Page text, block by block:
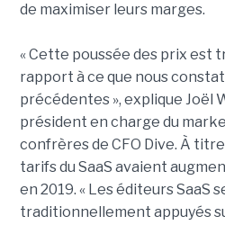
de maximiser leurs marges.
« Cette poussée des prix est
rapport à ce que nous
précédentes », explique Joël
président en charge du
confrères de CFO Dive. À
tarifs du SaaS avaient
en 2019. « Les éditeurs SaaS
traditionnellement appuyés